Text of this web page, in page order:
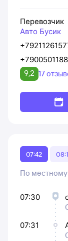
Перевозчик
Авто Бусик
9,2 17
07:42
По
07:30
07:31